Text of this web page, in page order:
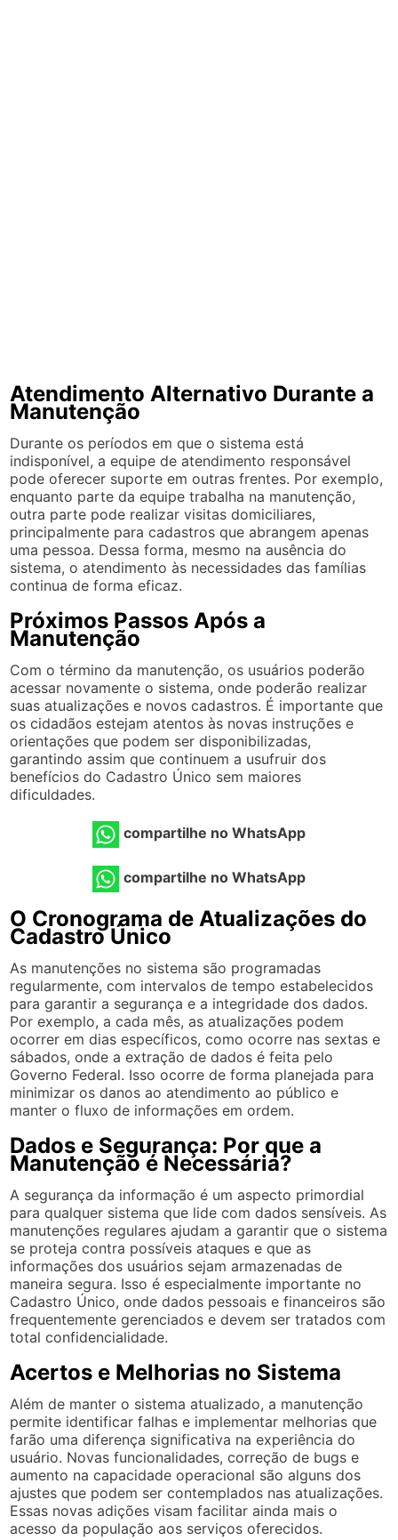
Atendimento Alternativo Durante a
Manutenção
Durante os períodos em que o sistema está
indisponível, a equipe de atendimento responsável
pode oferecer suporte em outras frentes. Por exemplo,
enquanto parte da equipe trabalha na manutenção,
outra parte pode realizar visitas domiciliares,
principalmente para cadastros que abrangem apenas
uma pessoa. Dessa forma, mesmo na ausência do
sistema, o atendimento às necessidades das famílias
continua de forma eficaz.
Próximos Passos Após a
Manutenção
Com o término da manutenção, os usuários poderão
acessar novamente o sistema, onde poderão realizar
suas atualizações e novos cadastros. É importante que
os cidadãos estejam atentos às novas instruções e
orientações que podem ser disponibilizadas,
garantindo assim que continuem a usufruir dos
benefícios do Cadastro Único sem maiores
dificuldades.
compartilhe no WhatsApp
compartilhe no WhatsApp
O Cronograma de Atualizações do
Cadastro Único
As manutenções no sistema são programadas
regularmente, com intervalos de tempo estabelecidos
para garantir a segurança e a integridade dos dados.
Por exemplo, a cada mês, as atualizações podem
ocorrer em dias específicos, como ocorre nas sextas e
sábados, onde a extração de dados é feita pelo
Governo Federal. Isso ocorre de forma planejada para
minimizar os danos ao atendimento ao público e
manter o fluxo de informações em ordem.
Dados e Segurança: Por que a
Manutenção é Necessária?
A segurança da informação é um aspecto primordial
para qualquer sistema que lide com dados sensíveis. As
manutenções regulares ajudam a garantir que o sistema
se proteja contra possíveis ataques e que as
informações dos usuários sejam armazenadas de
maneira segura. Isso é especialmente importante no
Cadastro Único, onde dados pessoais e financeiros são
frequentemente gerenciados e devem ser tratados com
total confidencialidade.
Acertos e Melhorias no Sistema
Além de manter o sistema atualizado, a manutenção
permite identificar falhas e implementar melhorias que
farão uma diferença significativa na experiência do
usuário. Novas funcionalidades, correção de bugs e
aumento na capacidade operacional são alguns dos
ajustes que podem ser contemplados nas atualizações.
Essas novas adições visam facilitar ainda mais o
acesso da população aos serviços oferecidos.